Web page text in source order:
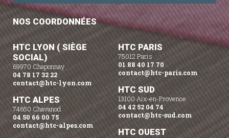
NOS COORDONNÉES
HTC LYON ( SIÈGE
SOCIAL)
69970 Chaponnay
04 78 17 32 22
contact@htc-lyon.com
HTC ALPES
74650 Chavanod
04 50 66 00 75
contact@htc-alpes.com
HTC PARIS
75012 Paris
01 88 40 17 70
contact@htc-paris.com
HTC SUD
13100 Aix-en-Provence
04 42 52 04 74
contact@htc-sud.com
HTC OUEST